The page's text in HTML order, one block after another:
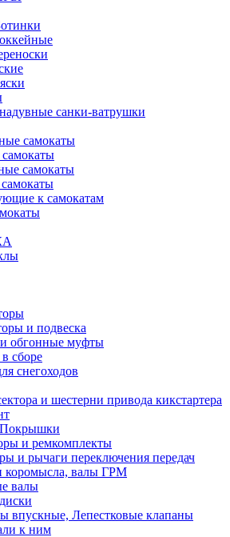
санки-ватрушки
самокаты
самокаты
самокаты
к самокатам
и подвеска
обгонные муфты
сборе
снегоходов
и шестерни привода кикстартера
и ремкомплекты
и рычаги переключения передач
коромысла, валы ГРМ
валы
впускные, Лепестковые клапаны
к ним